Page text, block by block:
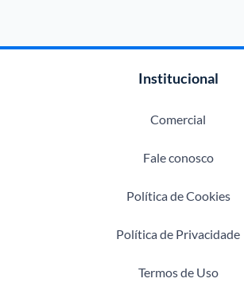
Institucional
Comercial
Fale conosco
Política de Cookies
Política de Privacidade
Termos de Uso